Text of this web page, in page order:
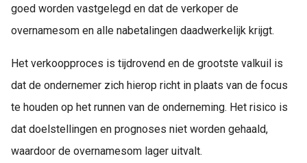
goed worden vastgelegd en dat de verkoper de
overnamesom en alle nabetalingen daadwerkelijk krijgt.
Het verkoopproces is tijdrovend en de grootste valkuil is
dat de ondernemer zich hierop richt in plaats van de focus
te houden op het runnen van de onderneming. Het risico is
dat doelstellingen en prognoses niet worden gehaald,
waardoor de overnamesom lager uitvalt.